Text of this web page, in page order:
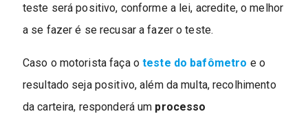
teste será positivo, conforme a lei, acredite, o melhor
a se fazer é se recusar a fazer o teste.
Caso o motorista faça oteste do bafômetro e o
resultado seja positivo, além da multa, recolhimento
da carteira, responderá um processo